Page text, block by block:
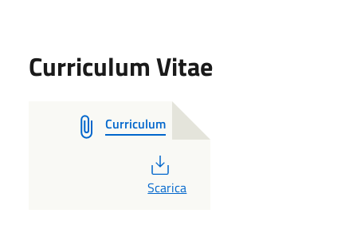
Curriculum Vitae
Curriculum
PDF
Scarica